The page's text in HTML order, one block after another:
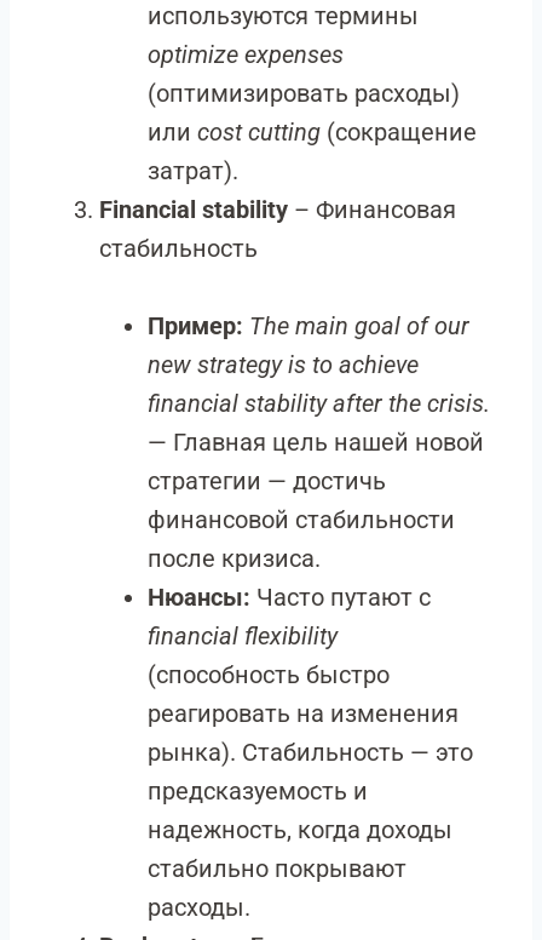
используются термины
optimize expenses
(оптимизировать расходы)
или cost cutting (сокращение
затрат).
Financial stability – Финансовая
стабильность
Пример: The main goal of our
new strategy is to achieve
financial stability after the crisis.
— Главная цель нашей новой
стратегии — достичь
финансовой стабильности
после кризиса.
Нюансы: Часто путают с
financial flexibility
(способность быстро
реагировать на изменения
рынка). Стабильность — это
предсказуемость и
надежность, когда доходы
стабильно покрывают
расходы.